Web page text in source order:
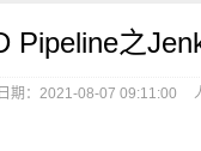
Pipeline之
日期：2021-08-07 09:11:00